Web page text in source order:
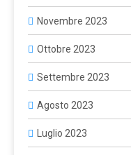
Novembre 2023
Ottobre 2023
Settembre 2023
Agosto 2023
Luglio 2023